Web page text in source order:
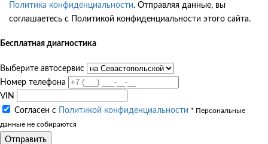
Политика конфиденциальности. Отправляя данные, вы
соглашаетесь с Политикой конфиденциальности этого сайта.
Бесплатная диагностика
Выберите автосервис
Номер телефона
VIN
Согласен с
Политикой конфиденциальности * Персональные
данные не собираются
Отправить